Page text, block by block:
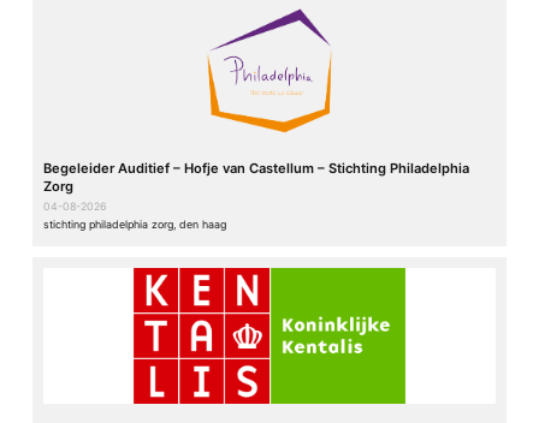
Begeleider Auditief – Hofje van Castellum – Stichting Philadelphia
Zorg
04-08-2026
stichting philadelphia zorg, den haag